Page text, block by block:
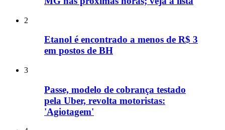
2
Etanol é encontrado a menos de R$ 3
em postos de BH
3
Passe, modelo de cobrança testado
pela Uber, revolta motoristas:
'Agiotagem'